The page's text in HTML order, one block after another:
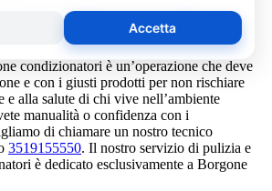
Condizionatori Artide
condizionatori è un’operazione che deve
e con i giusti prodotti per non rischiare
e alla salute di chi vive nell’ambiente
manualità o confidenza con i
di chiamare un nostro tecnico
3519155550. Il nostro servizio di pulizia e
è dedicato esclusivamente a Borgone